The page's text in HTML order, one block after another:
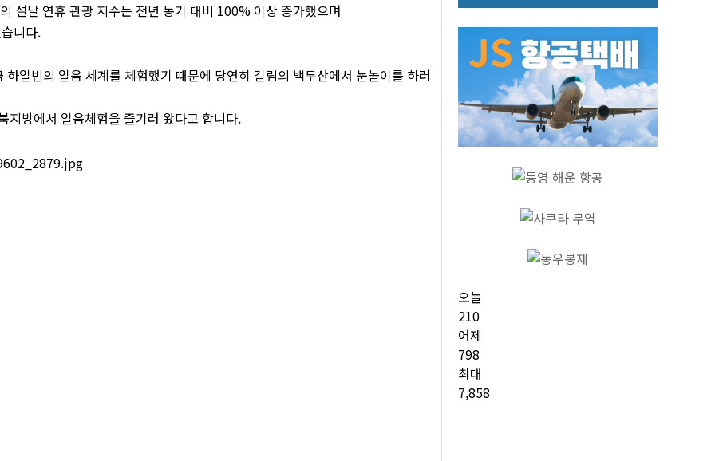
설날 연휴 관광 지수는 전년 동기 대비 100% 이상 증가했으며
니다.
얼빈의 얼음 세계를 체험했기 때문에 당연히 길림의 백두산에서 눈놀이를 하러
지방에서 얼음체험을 즐기러 왔다고 합니다.
오늘
210
어제
798
최대
7,858